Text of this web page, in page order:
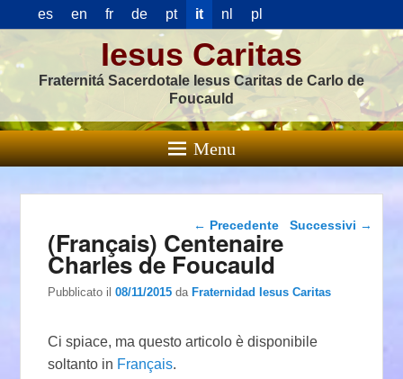
es en fr de pt it nl pl
Iesus Caritas
Fraternitá Sacerdotale Iesus Caritas de Carlo de
Foucauld
Menu
Navigazione articolo
← Precedente Successivi →
(Français) Centenaire
Charles de Foucauld
Pubblicato il08/11/2015 daFraternidad Iesus Caritas
Ci spiace, ma questo articolo è disponibile
soltanto in Français.